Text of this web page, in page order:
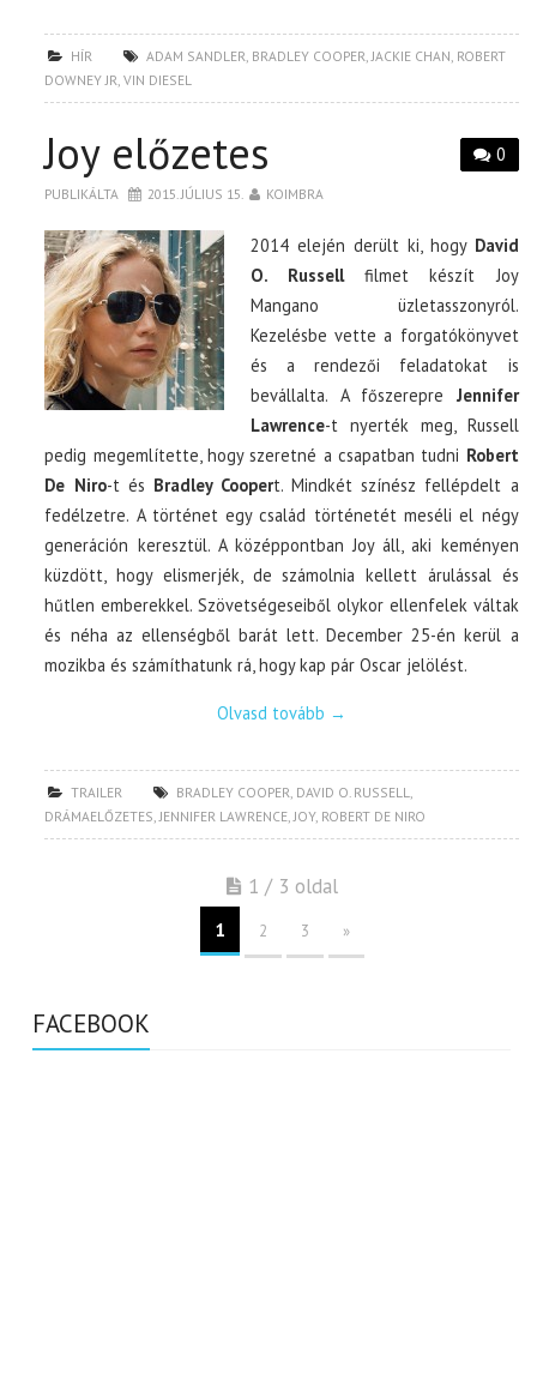
HÍR ADAM SANDLER, BRADLEY COOPER,JACKIE CHAN, ROBERT
DOWNEY JR,VIN DIESEL
0
Joy előzetes
PUBLIKÁLTA 2015. JÚLIUS 15. KOIMBRA
2014 elején derült ki, hogy David
O. Russellfilmet készít Joy
Mangano üzletasszonyról.
Kezelésbe vette a forgatókönyvet
és a rendezői feladatokat is
bevállalta. A főszerepre Jennifer
Lawrence-t nyerték meg, Russell
pedig megemlítette, hogy szeretné a csapatban tudni Robert
De Niro-t és Bradley Coopert. Mindkét színész fellépdelt a
fedélzetre. A történet egy család történetét meséli el négy
generáción keresztül. A középpontban Joy áll, aki keményen
küzdött, hogy elismerjék, de számolnia kellett árulással és
hűtlen emberekkel. Szövetségeseiből olykor ellenfelek váltak
és néha az ellenségből barát lett. December 25-én kerül a
mozikba és számíthatunk rá, hogy kap pár Oscar jelölést.
Olvasd tovább →
TRAILER BRADLEY COOPER, DAVID O. RUSSELL,
DRÁMAELŐZETES,JENNIFER LAWRENCE,JOY, ROBERT DE NIRO
1 / 3 oldal
1 2 3 »
FACEBOOK